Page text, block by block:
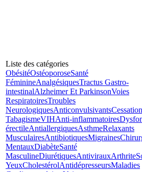
Liste des catégories
ObésitéOstéoporoseSanté
FéminineAnalgésiquesTractus Gastro-
intestinalAlzheimer Et ParkinsonVoies
RespiratoiresTroubles
NeurologiquesAnticonvulsivants
TabagismeVIHAnti-inflammatoires
érectileAntiallergiquesAsthmeRelaxants
MusculairesAntibiotiquesMigraines
MentauxDiabèteSanté
MasculineDiurétiquesAntivirauxArthrite
YeuxCholestérolAntidépresseursMaladies